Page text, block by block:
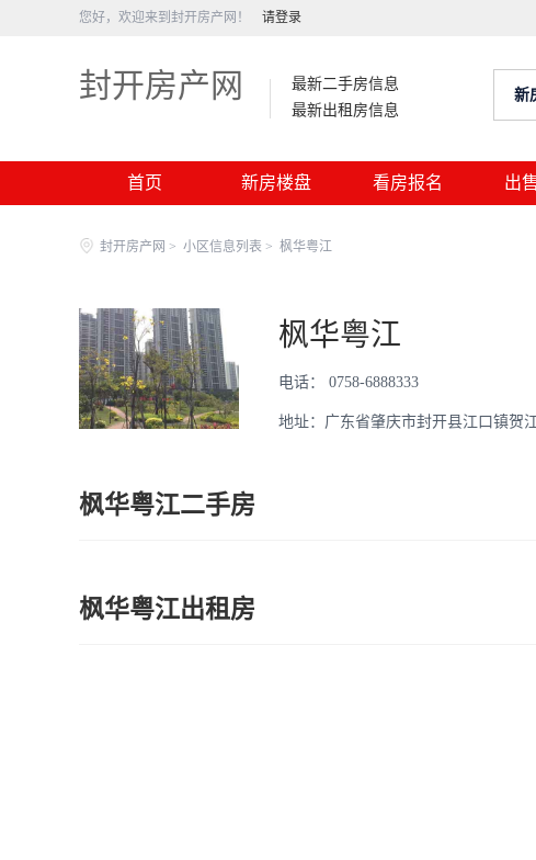
您好，欢迎来到封开房产网！ 请登录
封开房产网
最新二手房信息
最新出租房信息
新
首页 新房楼盘 看房报名 出
封开房产网 > 小区信息列表 > 枫华粤江
枫华粤江
电话： 0758-6888333
地址：广东省肇庆市封开县江口镇贺
枫华粤江二手房
枫华粤江出租房